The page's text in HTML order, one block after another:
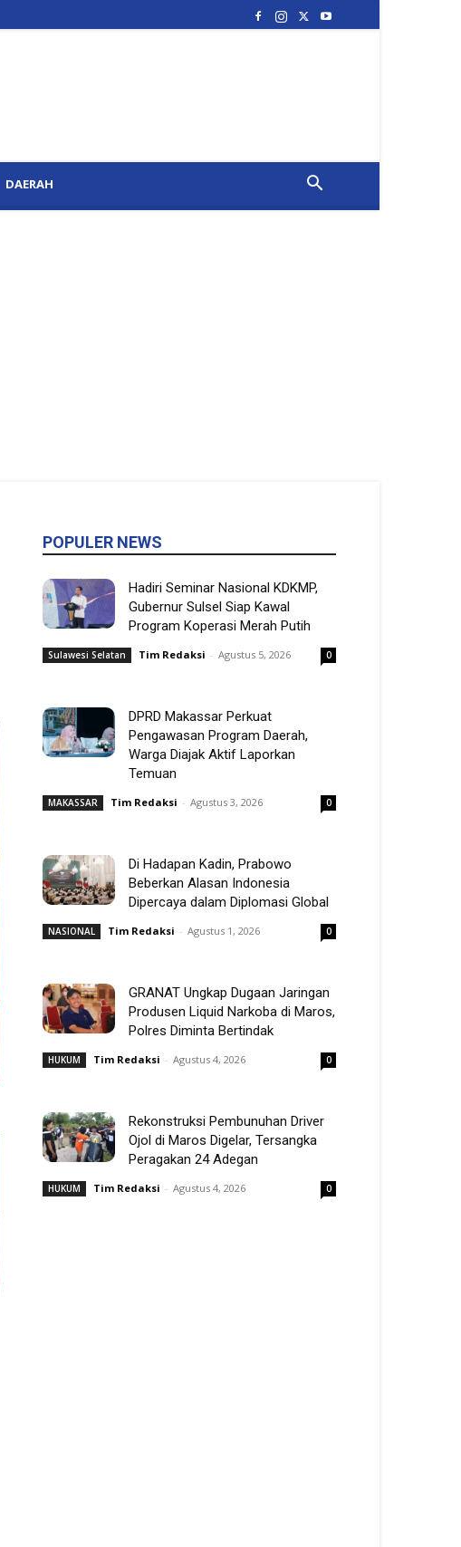
DAERAH
POPULER NEWS
Hadiri Seminar Nasional KDKMP,
Gubernur Sulsel Siap Kawal
Program Koperasi Merah Putih
Sulawesi Selatan Tim Redaksi - Agustus 5, 2026 0
DPRD Makassar Perkuat
Pengawasan Program Daerah,
Warga Diajak Aktif Laporkan
Temuan
MAKASSAR Tim Redaksi - Agustus 3, 2026 0
Di Hadapan Kadin, Prabowo
Beberkan Alasan Indonesia
Dipercaya dalam Diplomasi Global
NASIONAL Tim Redaksi - Agustus 1, 2026 0
GRANAT Ungkap Dugaan Jaringan
Produsen Liquid Narkoba di Maros,
Polres Diminta Bertindak
HUKUM Tim Redaksi - Agustus 4, 2026 0
Rekonstruksi Pembunuhan Driver
Ojol di Maros Digelar, Tersangka
Peragakan 24 Adegan
HUKUM Tim Redaksi - Agustus 4, 2026 0